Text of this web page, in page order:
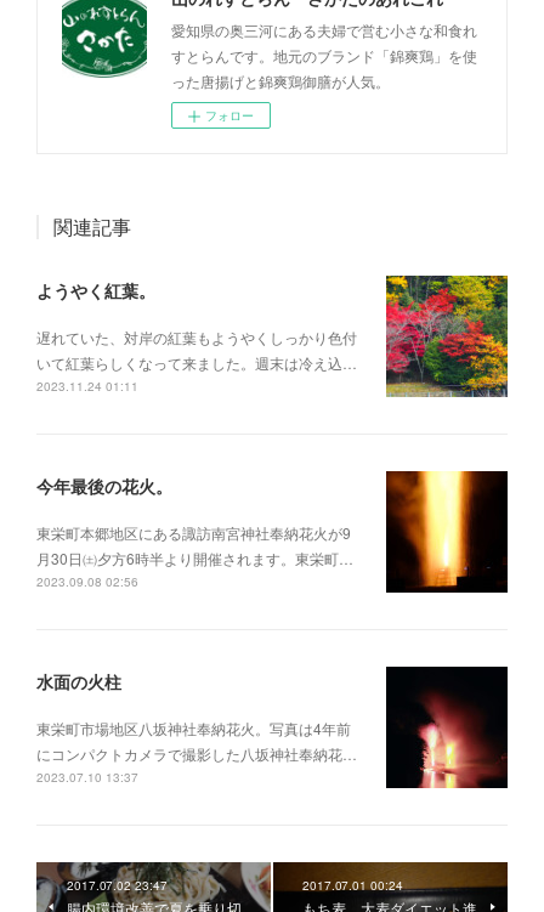
愛知県の奥三河にある夫婦で営む小さな和食れ
すとらんです。地元のブランド「錦爽鶏」を使
った唐揚げと錦爽鶏御膳が人気。
フォロー
関連記事
ようやく紅葉。
遅れていた、対岸の紅葉もようやくしっかり色付
いて紅葉らしくなって来ました。週末は冷え込…
2023.11.24 01:11
今年最後の花火。
東栄町本郷地区にある諏訪南宮神社奉納花火が9
月30日㈯夕方6時半より開催されます。東栄町…
2023.09.08 02:56
水面の火柱
東栄町市場地区八坂神社奉納花火。写真は4年前
にコンパクトカメラで撮影した八坂神社奉納花…
2023.07.10 13:37
2017.07.02 23:47
腸内環境改善で夏を乗り切
2017.07.01 00:24
もち麦、大麦ダイエット進